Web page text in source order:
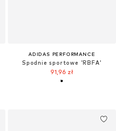
ADIDAS PERFORMANCE
Spodnie sportowe 'RBFA'
91,96 zł